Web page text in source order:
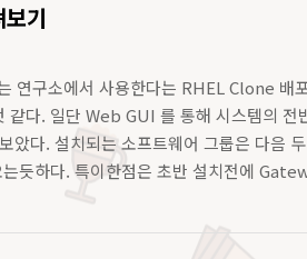
기
연구소에서 사용한다는 RHEL Clone 배
같다. 일단 Web GUI 를 통해 시스템의 전
았다. 설치되는 소프트웨어 그룹은 다음
듯하다. 특이한점은 초반 설치전에